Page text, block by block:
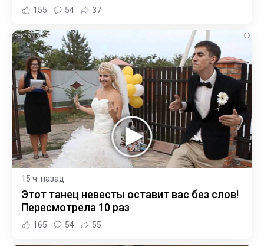
155 54 37
i
15 ч. назад
Этот танец невесты оставит вас без слов!
Пересмотрела 10 раз
165 54 55